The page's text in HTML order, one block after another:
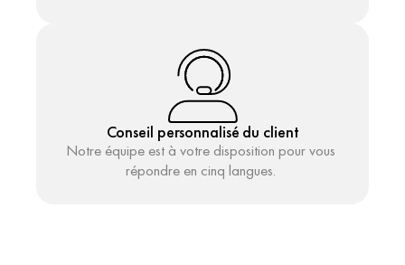
Conseil personnalisé du client
Notre équipe est à votre disposition pour vous
répondre en cinq langues.